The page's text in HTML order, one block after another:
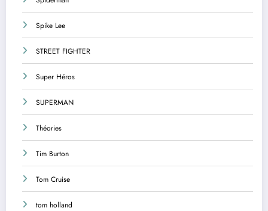
Spike Lee
STREET FIGHTER
Super Héros
SUPERMAN
Théories
Tim Burton
Tom Cruise
tom holland